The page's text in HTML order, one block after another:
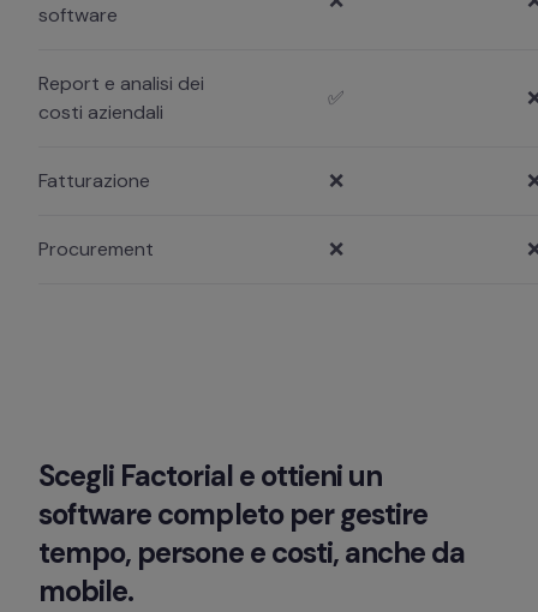
software
Report e analisi dei
costi aziendali
✅
Fatturazione ❌
Procurement ❌
Scegli Factorial e ottieni un
software completo per gestire
tempo, persone e costi, anche da
mobile.